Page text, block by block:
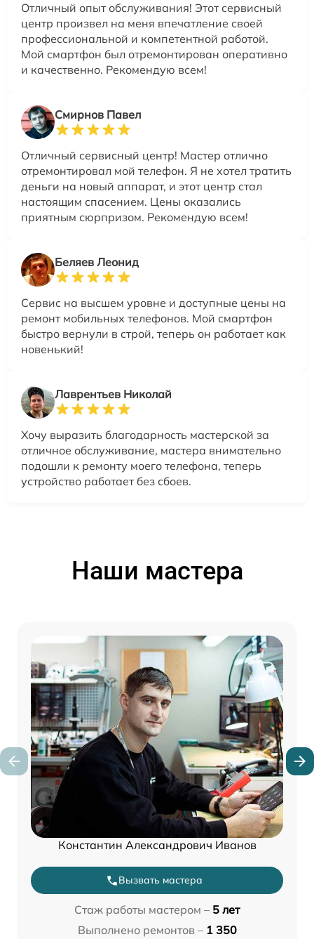
Отличный опыт обслуживания! Этот сервисный
центр произвел на меня впечатление своей
профессиональной и компетентной работой.
Мой смартфон был отремонтирован оперативно
и качественно. Рекомендую всем!
Смирнов Павел
Отличный сервисный центр! Мастер отлично
отремонтировал мой телефон. Я не хотел тратить
деньги на новый аппарат, и этот центр стал
настоящим спасением. Цены оказались
приятным сюрпризом. Рекомендую всем!
Беляев Леонид
Сервис на высшем уровне и доступные цены на
ремонт мобильных телефонов. Мой смартфон
быстро вернули в строй, теперь он работает как
новенький!
Лаврентьев Николай
Хочу выразить благодарность мастерской за
отличное обслуживание, мастера внимательно
подошли к ремонту моего телефона, теперь
устройство работает без сбоев.
Наши мастера
Константин Александрович Иванов
Вызвать мастера
Стаж работы мастером – 5 лет
Выполнено ремонтов – 1 350